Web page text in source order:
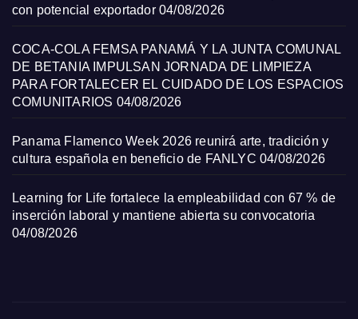
con potencial exportador 04/08/2026
COCA-COLA FEMSA PANAMÁ Y LA JUNTA COMUNAL
DE BETANIA IMPULSAN JORNADA DE LIMPIEZA
PARA FORTALECER EL CUIDADO DE LOS ESPACIOS
COMUNITARIOS 04/08/2026
Panama Flamenco Week 2026 reunirá arte, tradición y
cultura española en beneficio de FANLYC 04/08/2026
Learning for Life fortalece la empleabilidad con 67 % de
inserción laboral y mantiene abierta su convocatoria
04/08/2026